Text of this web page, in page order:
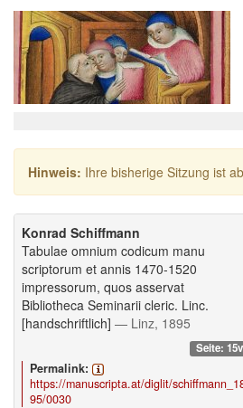
Hinweis: Ihre bisherige Sitzung ist
Konrad Schiffmann
Tabulae omnium codicum manu
scriptorum et annis 1470-1520
impressorum, quos asservat
Bibliotheca Seminarii cleric. Linc.
[handschriftlich] — Linz, 1895
Seite: 15v
Permalink:
https://manuscripta.at/diglit/
95/0030